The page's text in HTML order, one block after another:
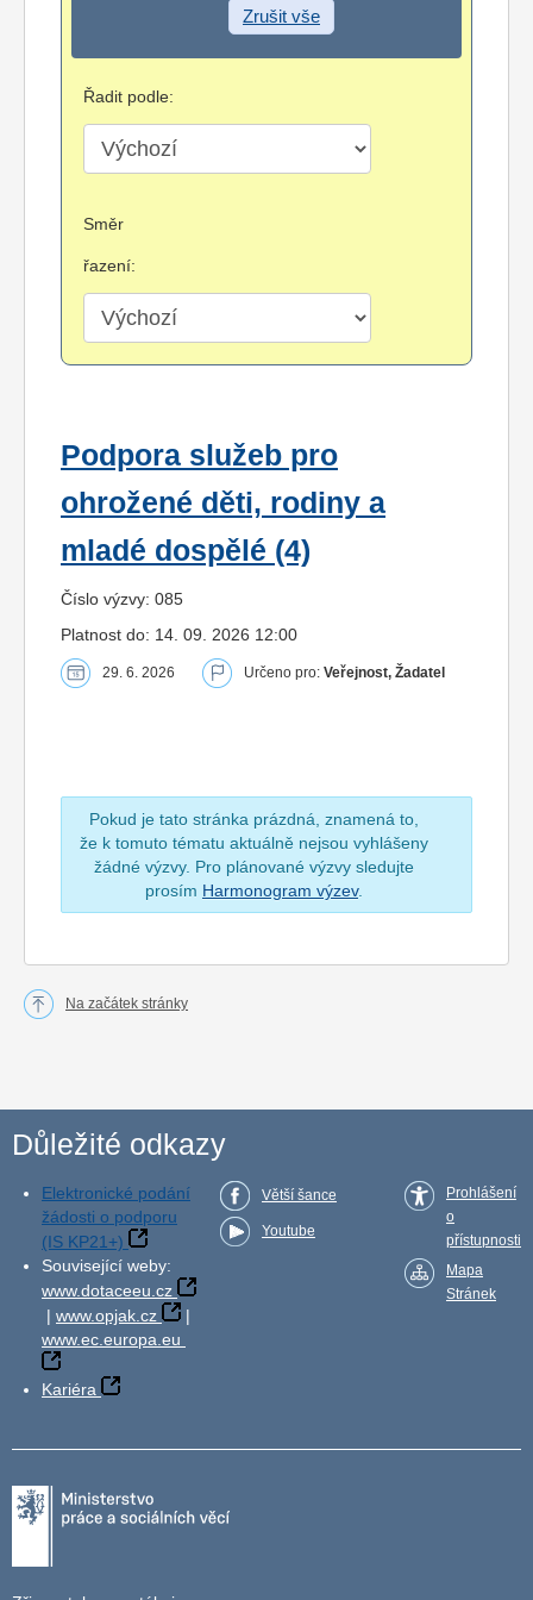
Zrušit vše
Řadit podle:
Směr
řazení:
Podpora služeb pro
ohrožené děti, rodiny a
mladé dospělé (4)
Číslo výzvy: 085
Platnost do: 14. 09. 2026 12:00
29. 6. 2026 Určeno pro: Veřejnost, Žadatel
Pokud je tato stránka prázdná, znamená to,
že k tomuto tématu aktuálně nejsou vyhlášeny
žádné výzvy. Pro plánované výzvy sledujte
prosím Harmonogram výzev.
Na začátek stránky
Důležité odkazy
Elektronické podání
žádosti o podporu
(IS KP21+)
Související weby:
www.dotaceeu.cz
| www.opjak.cz
|
www.ec.europa.eu
Kariéra
Větší šance
Youtube
Prohlášení
o
přístupnosti
Mapa
Stránek